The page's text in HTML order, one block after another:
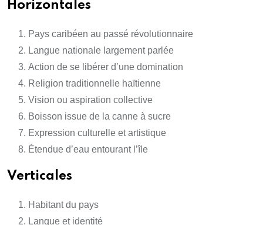
Horizontales
Pays caribéen au passé révolutionnaire
Langue nationale largement parlée
Action de se libérer d’une domination
Religion traditionnelle haïtienne
Vision ou aspiration collective
Boisson issue de la canne à sucre
Expression culturelle et artistique
Étendue d’eau entourant l’île
Verticales
Habitant du pays
Langue et identité